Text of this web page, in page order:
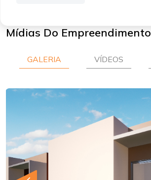
Mídias Do Empreendimento
GALERIA VÍDEOS